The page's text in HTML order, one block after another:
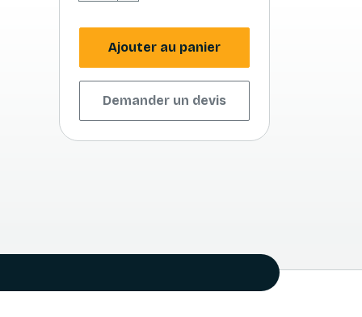
Ajouter au panier
Demander un devis